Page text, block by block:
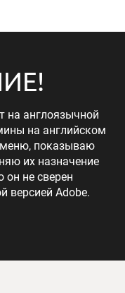
на англоязычной
на английском
меню, показываю
их назначение
он не сверен
версией Adobe.